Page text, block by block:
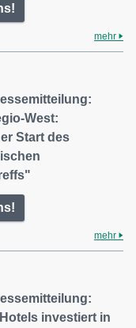
mehr
West:
Start des
mehr
investiert in